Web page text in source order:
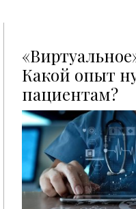
Какой опыт
пациентам?